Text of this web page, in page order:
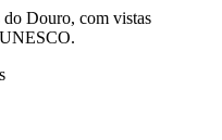
do Douro, com vistas